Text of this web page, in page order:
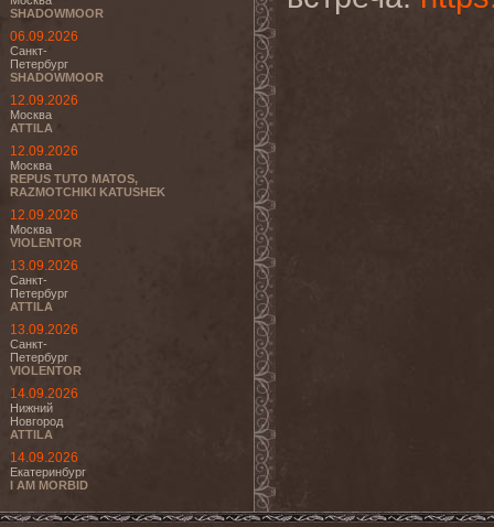
SHADOWMOOR
06.09.2026
Санкт-
Петербург
SHADOWMOOR
12.09.2026
Москва
ATTILA
12.09.2026
Москва
REPUS TUTO MATOS,
RAZMOTCHIKI KATUSHEK
12.09.2026
Москва
VIOLENTOR
13.09.2026
Санкт-
Петербург
ATTILA
13.09.2026
Санкт-
Петербург
VIOLENTOR
14.09.2026
Нижний
Новгород
ATTILA
14.09.2026
Екатеринбург
I AM MORBID